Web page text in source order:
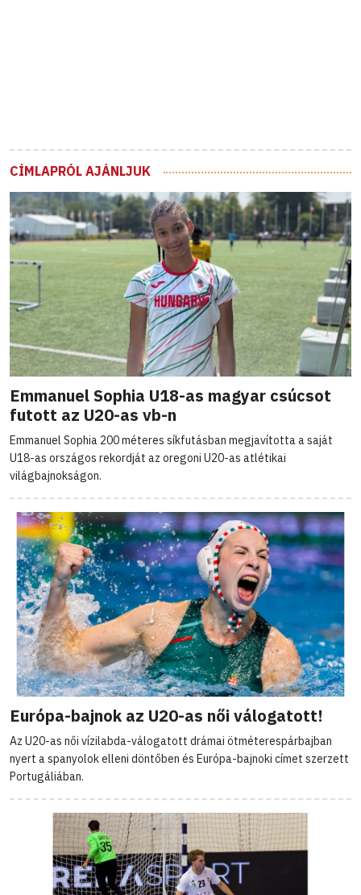
CÍMLAPRÓL AJÁNLJUK
Emmanuel Sophia U18-as magyar csúcsot
futott az U20-as vb-n
Emmanuel Sophia 200 méteres síkfutásban megjavította a saját
U18-as országos rekordját az oregoni U20-as atlétikai
világbajnokságon.
Európa-bajnok az U20-as női válogatott!
Az U20-as női vízilabda-válogatott drámai ötméterespárbajban
nyert a spanyolok elleni döntőben és Európa-bajnoki címet szerzett
Portugáliában.